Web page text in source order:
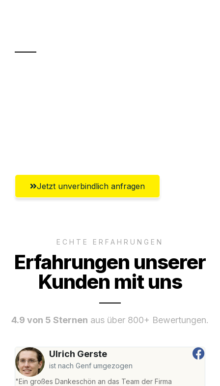
Jetzt unverbindlich anfragen
ECHTE ERFAHRUNGEN
Erfahrungen unserer
Kunden mit uns
4.9 von 5 Sternen aus über 800+ Bewertungen.
Ulrich Gerste
ist nach Genf umgezogen
"Ein großes Dankeschön an das Team der Firma